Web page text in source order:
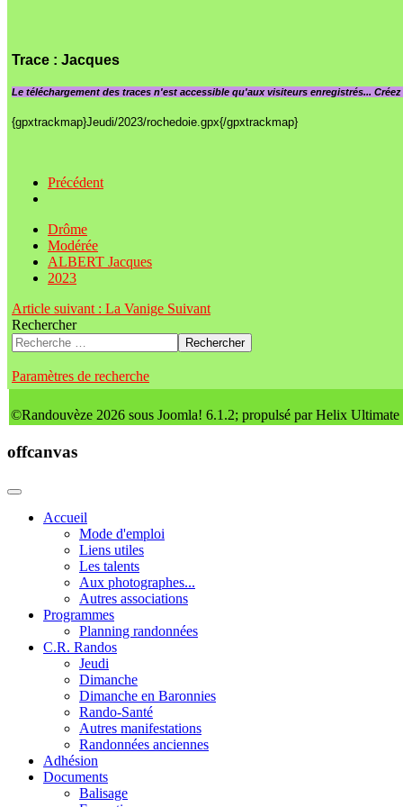
Trace : Jacques
Le téléchargement des traces n'est accessible qu'aux visiteurs enregistrés...
{gpxtrackmap}Jeudi/2023/rochedoie.gpx{/gpxtrackmap}
Précédent
Drôme
Modérée
ALBERT Jacques
2023
Article suivant : La Vanige Suivant
Rechercher
Rechercher
Paramètres de recherche
©Randouvèze 2026 sous Joomla! 6.1.2; propulsé par Helix Ultimate
offcanvas
Accueil
Mode d'emploi
Liens utiles
Les talents
Aux photographes...
Autres associations
Programmes
Planning randonnées
C.R. Randos
Jeudi
Dimanche
Dimanche en Baronnies
Rando-Santé
Autres manifestations
Randonnées anciennes
Adhésion
Documents
Balisage